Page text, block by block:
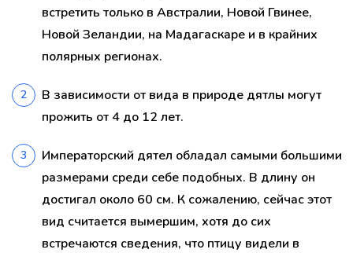
встретить только в Австралии, Новой Гвинее,
Новой Зеландии, на Мадагаскаре и в крайних
полярных регионах.
В зависимости от вида в природе дятлы могут
прожить от 4 до 12 лет.
Императорский дятел обладал самыми большими
размерами среди себе подобных. В длину он
достигал около 60 см. К сожалению, сейчас этот
вид считается вымершим, хотя до сих
встречаются сведения, что птицу видели в